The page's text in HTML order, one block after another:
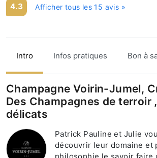
4.3 Afficher tous les 15 avis »
Intro Infos pratiques Bon à
Champagne Voirin-Jumel,
Des Champagnes de terroir
délicats
Patrick Pauline et Julie
découvrir leur domaine et